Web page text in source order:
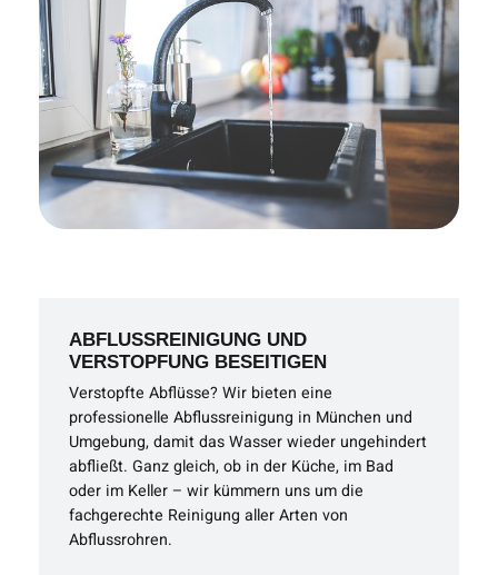
ABFLUSSREINIGUNG UND
VERSTOPFUNG BESEITIGEN
Verstopfte Abflüsse? Wir bieten eine
professionelle Abflussreinigung in München und
Umgebung, damit das Wasser wieder ungehindert
abfließt. Ganz gleich, ob in der Küche, im Bad
oder im Keller – wir kümmern uns um die
fachgerechte Reinigung aller Arten von
Abflussrohren.